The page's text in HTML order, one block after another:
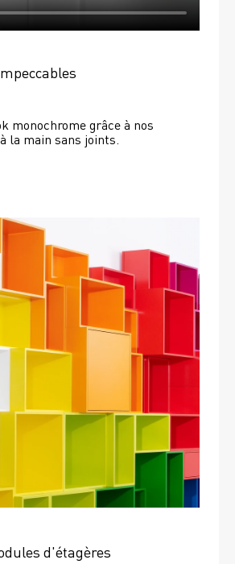
monochrome grâce à nos
la main sans joints.
d'étagères